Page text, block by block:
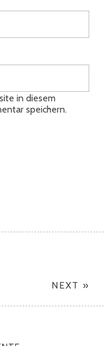
in diesem
speichern.
NEXT »